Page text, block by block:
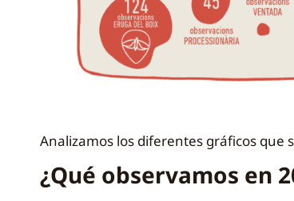
Analizamos los diferentes gráficos que
¿Qué observamos en